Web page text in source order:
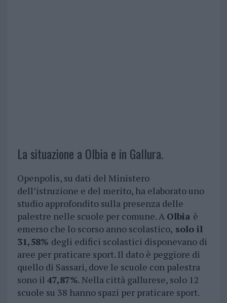
La situazione a Olbia e in Gallura.
Openpolis, su dati del Ministero
dell’istruzione e del merito, ha elaborato uno
studio approfondito sulla presenza delle
palestre nelle scuole per comune. A Olbia è
emerso che lo scorso anno scolastico, solo il
31,58% degli edifici scolastici disponevano di
aree per praticare sport. Il dato è peggiore di
quello di Sassari, dove le scuole con palestra
sono il 47,87%. Nella città gallurese, solo 12
scuole su 38 hanno spazi per praticare sport.